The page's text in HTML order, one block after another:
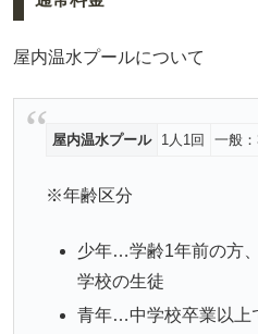
屋内温水プールについて
屋内温水プール 1人1回 一般
※年齢区分
少年…学齢1年前の方
学校の生徒
青年…中学校卒業以上